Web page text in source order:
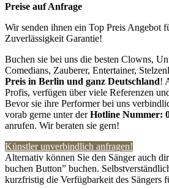
Preise auf Anfrage
Wir senden ihnen ein Top Preis Angebot
Zuverlässigkeit Garantie!
Buchen sie bei uns die besten Clowns,
Comedians, Zauberer, Entertainer,
Preis in Berlin und ganz Deutschland!
Profis, verfügen über viele Referenzen
Bevor sie ihre Performer bei uns
vorab gerne unter derHotline Nummer:
anrufen. Wir beraten sie gern!
Künstler unverbindlich anfragen!
Alternativ können Sie den Sänger auch
buchen Button” buchen.
kurzfristig die Verfügbarkeit des Sängers